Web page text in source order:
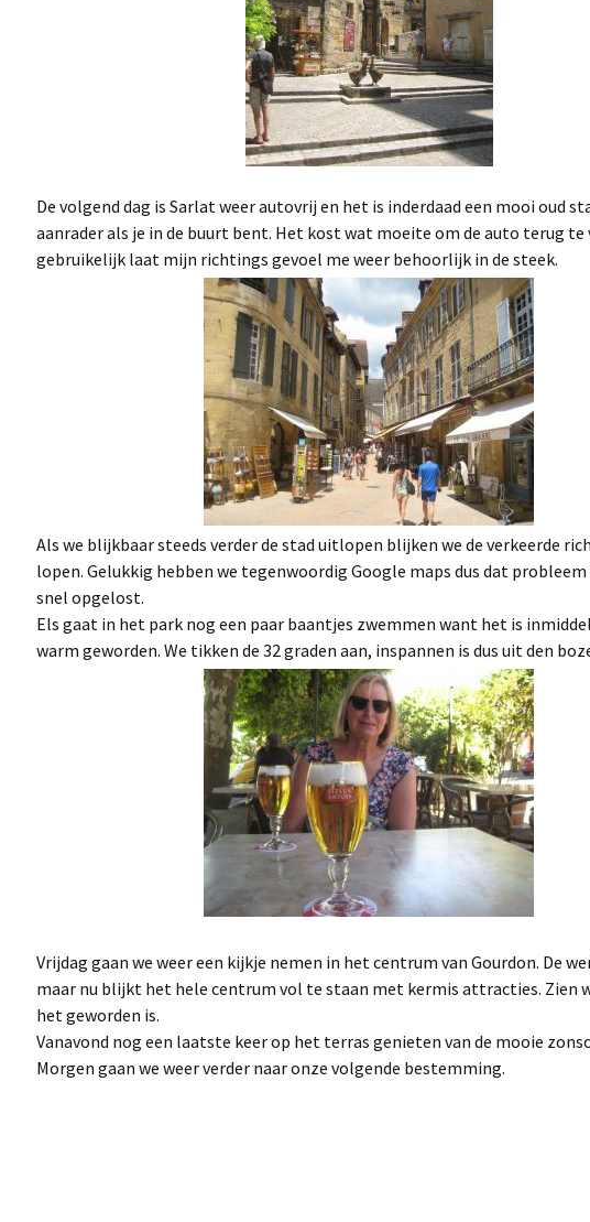
De volgend dag is Sarlat weer autovrij en het is inderdaad een mooi oud
aanrader als je in de buurt bent. Het kost wat moeite om de auto terug te
gebruikelijk laat mijn richtings gevoel me weer behoorlijk in de steek.
Als we blijkbaar steeds verder de stad uitlopen blijken we de verkeerde
lopen. Gelukkig hebben we tegenwoordig Google maps dus dat probleem
snel opgelost.
Els gaat in het park nog een paar baantjes zwemmen want het is
warm geworden. We tikken de 32 graden aan, inspannen is dus uit den
Vrijdag gaan we weer een kijkje nemen in het centrum van Gourdon. De
maar nu blijkt het hele centrum vol te staan met kermis attracties. Zien
het geworden is.
Vanavond nog een laatste keer op het terras genieten van de mooie
Morgen gaan we weer verder naar onze volgende bestemming.